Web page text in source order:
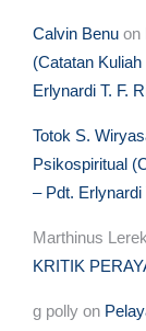
Calvin Benu on
(Catatan
Erlynardi T. F.
Totok S.
Psikospiritual
– Pdt.
Marthinus Lerek
KRITIK
g polly on